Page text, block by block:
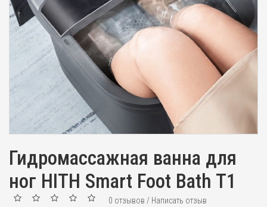
Гидромассажная ванна для
ног HITH Smart Foot Bath T1
0 отзывов / Написать отзыв